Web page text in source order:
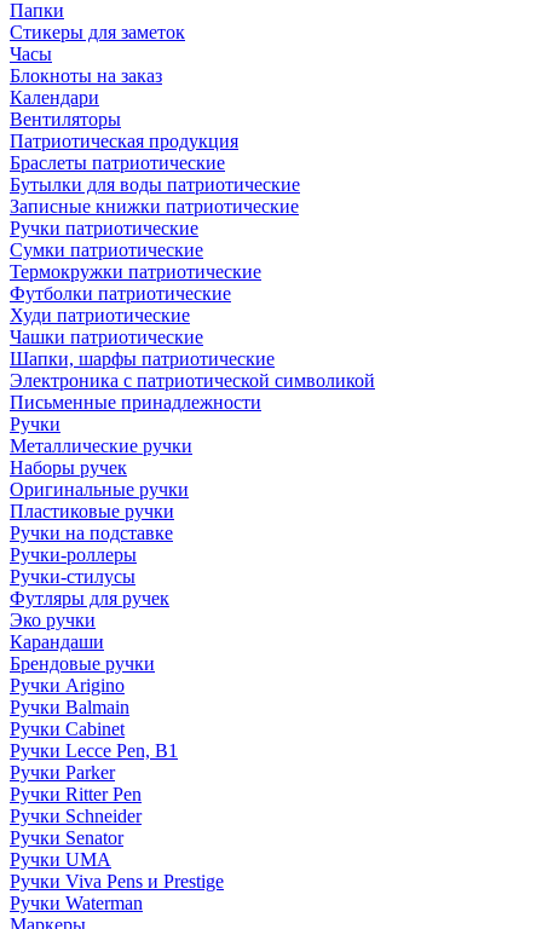
Папки
Стикеры для заметок
Часы
Блокноты на заказ
Календари
Вентиляторы
Патриотическая продукция
Браслеты патриотические
Бутылки для воды патриотические
Записные книжки патриотические
Ручки патриотические
Сумки патриотические
Термокружки патриотические
Футболки патриотические
Худи патриотические
Чашки патриотические
Шапки, шарфы патриотические
Электроника с патриотической символикой
Письменные принадлежности
Ручки
Металлические ручки
Наборы ручек
Оригинальные ручки
Пластиковые ручки
Ручки на подставке
Ручки-роллеры
Ручки-стилусы
Футляры для ручек
Эко ручки
Карандаши
Брендовые ручки
Ручки Arigino
Ручки Balmain
Ручки Cabinet
Ручки Lecce Pen, B1
Ручки Parker
Ручки Ritter Pen
Ручки Schneider
Ручки Senator
Ручки UMA
Ручки Viva Pens и Prestige
Ручки Waterman
Маркеры